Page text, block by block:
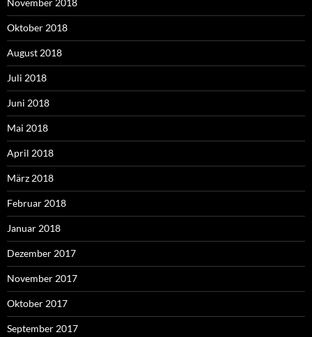
Oktober 2018
August 2018
Juli 2018
Juni 2018
Mai 2018
April 2018
März 2018
Februar 2018
Januar 2018
Dezember 2017
November 2017
Oktober 2017
September 2017